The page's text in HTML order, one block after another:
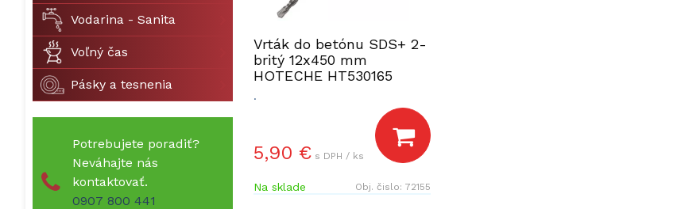
Vrták do betónu SDS+ 2-
britý 12x450 mm
HOTECHE HT530165
.
5,90 € s DPH / ks
Na sklade Obj. čislo:72155
Vodarina - Sanita
Voľný čas
Pásky a tesnenia
Potrebujete poradiť?
Neváhajte nás
kontaktovať.
0907 800 441